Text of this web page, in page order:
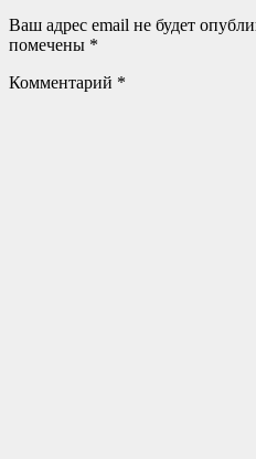
Ваш адрес email не будет
помечены *
Комментарий *